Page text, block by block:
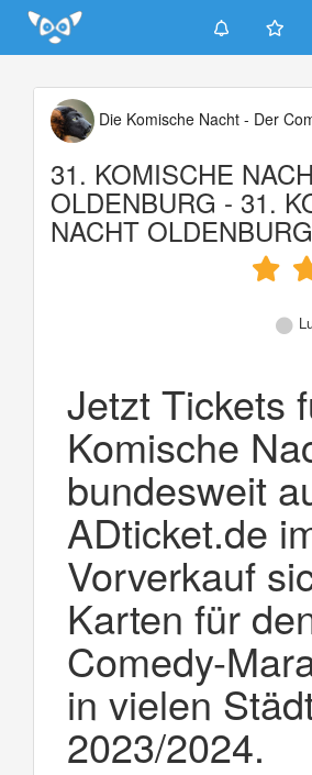
Update cookies preferences
Die Komische Nacht - Der
31. KOMISCHE
OLDENBURG - 31.
NACHT OLDENBURG
Jetzt Tickets
Komische
bundesweit
ADticket.de
Vorverkauf
Karten für
Comedy-
in vielen
2023/2024.